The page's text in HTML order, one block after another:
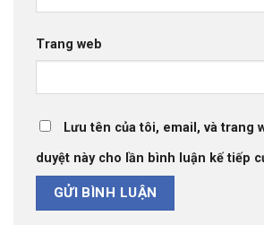
Trang web
Lưu tên của tôi, email, và trang
duyệt này cho lần bình luận kế tiếp